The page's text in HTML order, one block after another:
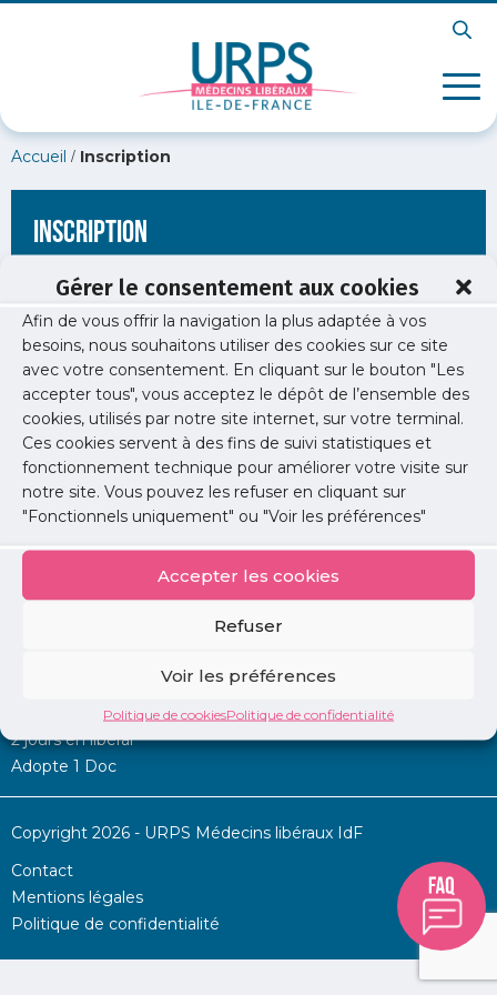
Gérer le consentement aux cookies
Afin de vous offrir la navigation la plus adaptée à vos
besoins, nous souhaitons utiliser des cookies sur ce site
avec votre consentement. En cliquant sur le bouton "Les
accepter tous", vous acceptez le dépôt de l’ensemble des
cookies, utilisés par notre site internet, sur votre terminal.
Ces cookies servent à des fins de suivi statistiques et
fonctionnement technique pour améliorer votre visite sur
notre site. Vous pouvez les refuser en cliquant sur
"Fonctionnels uniquement" ou "Voir les préférences"
Accepter les cookies
Refuser
Voir les préférences
Politique de cookiesPolitique de confidentialité
Accueil / Inscription
Inscription
[wppb-register form_name="inscription"
redirect_url="https://www.urps-med-idf.org/bilan-de-
lexperimentation-de-laccompagnement-therapeutique-de-
proximite/"]
Permanence d’aide à l’installation
2 jours en libéral
Adopte 1 Doc
Copyright 2026 - URPS Médecins libéraux IdF
Contact
Mentions légales
Politique de confidentialité